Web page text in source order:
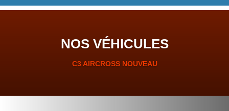
NOS VÉHICULES
C3 AIRCROSS NOUVEAU